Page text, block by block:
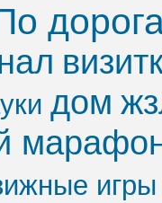
дом
игры